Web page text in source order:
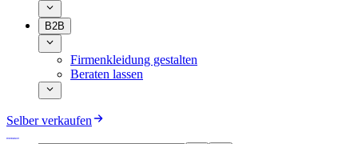
B2B
Firmenkleidung gestalten
Beraten lassen
Selber verkaufen